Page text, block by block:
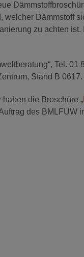
Dämmstoff
zu achten
Tel.
Stand B 0617.
die Broschüre „
des BMLFUW